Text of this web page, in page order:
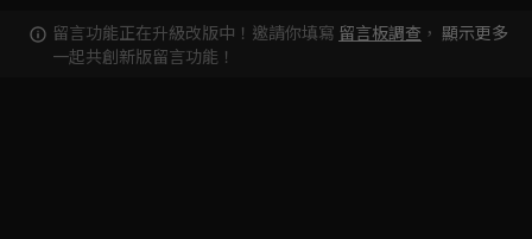
留言功能正在升級改版中！邀請你填寫 留言板調查 ，
一起共創新版留言功能！
顯示更多